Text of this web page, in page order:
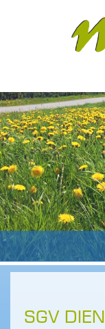
SGV